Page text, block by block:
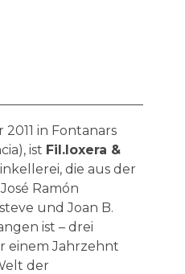
in Fontanars
ist Fil.loxera &
die aus der
Ramón
und Joan B.
ist – drei
einem Jahrzehnt
der